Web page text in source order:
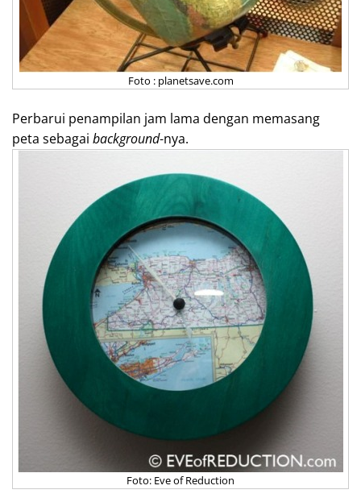
Foto : planetsave.com
Perbarui penampilan jam lama dengan memasang
peta sebagai background-nya.
Foto: Eve of Reduction